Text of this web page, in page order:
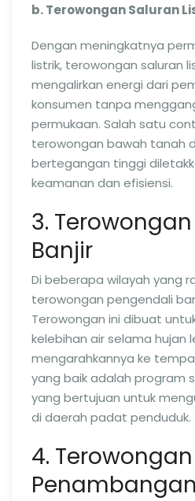
b. Terowongan Saluran
Dengan meningkatnya
listrik, terowongan saluran
mengalirkan energi dari
konsumen tanpa
permukaan. Salah satu
terowongan bawah tanah
bertegangan tinggi
keamanan dan efisiensi.
3.
Banjir
Di beberapa wilayah yang
terowongan pengendali
Terowongan ini dibuat
kelebihan air selama hujan
mengarahkannya ke
yang baik adalah program
yang bertujuan untuk
di daerah padat penduduk.
4. Terowongan
Penambangan